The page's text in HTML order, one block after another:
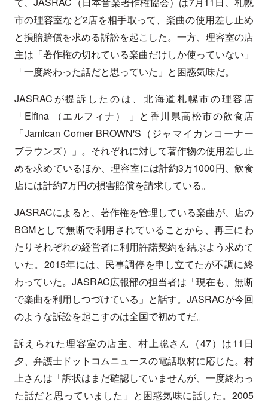
市の理容室など2店を相手取って、楽曲の使用差し止め
と損賠賠償を求める訴訟を起こした。一方、理容室の店
主は「著作権の切れている楽曲だけしか使っていない」
「一度終わった話だと思っていた」と困惑気味だ。
JASRACが提訴したのは、北海道札幌市の理容店
「Elfina （エルフィナ） 」と香川県高松市の飲食店
「Jamican Corner BROWN'S（ジャマイカンコーナー
ブラウンズ）」。それぞれに対して著作物の使用差し止
めを求めているほか、理容室には計約3万1000円、飲食
店には計約7万円の損害賠償を請求している。
JASRACによると、著作権を管理している楽曲が、店の
BGMとして無断で利用されていることから、再三にわ
たりそれぞれの経営者に利用許諾契約を結ぶよう求めて
いた。2015年には、民事調停を申し立てたが不調に終
わっていた。JASRAC広報部の担当者は「現在も、無断
で楽曲を利用しつづけている」と話す。JASRACが今回
のような訴訟を起こすのは全国で初めてだ。
訴えられた理容室の店主、村上聡さん（47）は11日
夕、弁護士ドットコムニュースの電話取材に応じた。村
上さんは「訴状はまだ確認していませんが、一度終わっ
た話だと思っていました」と困惑気味に話した。2005